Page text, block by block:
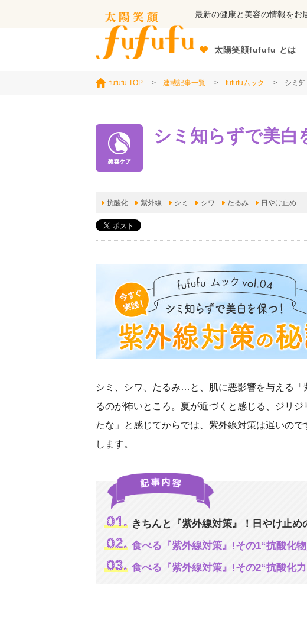
最新の健康と美容の情報をお
太陽笑顔fufufu とは
fufufu TOP > 連載記事一覧 > fufufuムック > シミ知
シミ知らずで美白
抗酸化 紫外線 シミ シワ たるみ 日やけ止め
シミ、シワ、たるみ…と、肌に悪影響を与える
るのが怖いところ。夏が近づくと感じる、ジリ
たな」と感じてからでは、紫外線対策は遅いの
します。
きちんと『紫外線対策』！日やけ止め
食べる『紫外線対策』!その1“抗酸化
食べる『紫外線対策』!その2“抗酸化